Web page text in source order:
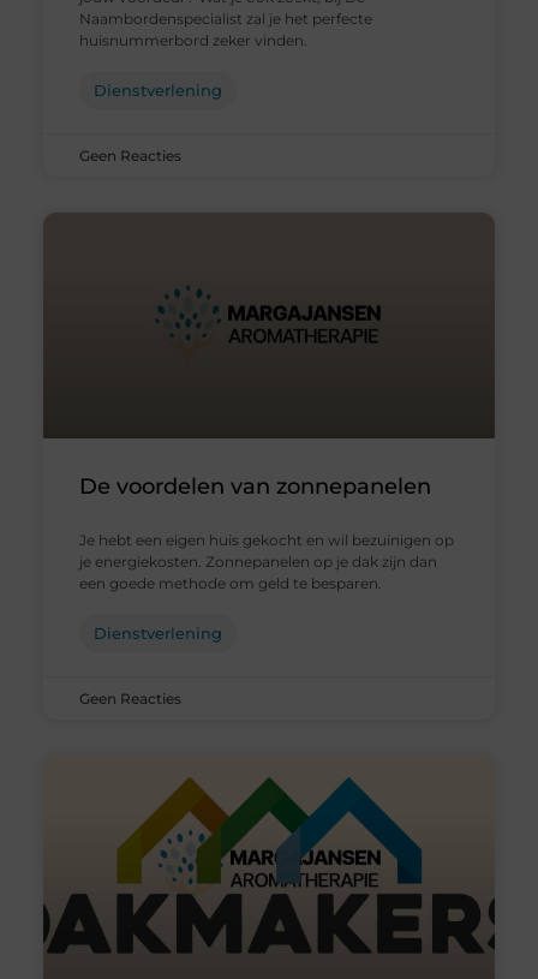
Naambordenspecialist zal je het perfecte
huisnummerbord zeker vinden.
Dienstverlening
Geen Reacties
De voordelen van zonnepanelen
Je hebt een eigen huis gekocht en wil bezuinigen op
je energiekosten. Zonnepanelen op je dak zijn dan
een goede methode om geld te besparen.
Dienstverlening
Geen Reacties